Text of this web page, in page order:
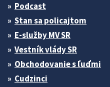
Podcast
Stan sa policajtom
E-služby MV SR
Vestník vlády SR
Obchodovanie s ľuďmi
Cudzinci